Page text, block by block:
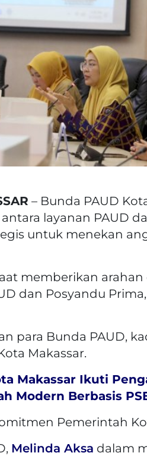
– Bunda PAUD
layanan PAUD
untuk menekan
memberikan
dan Posyandu
para Bunda PAUD,
Makassar.
Makassar Ikuti
Modern Berbasis
Pemerintah
Melinda Aksa dalam